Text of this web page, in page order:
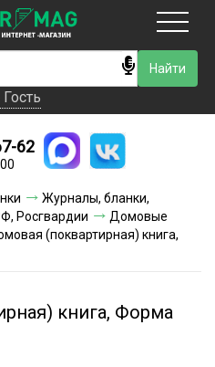
Гость
доставки
оплаты
скидки
Гость
62
Журналы, бланки,
Росгвардии
Домовые
(поквартирная) книга,
книга, Форма